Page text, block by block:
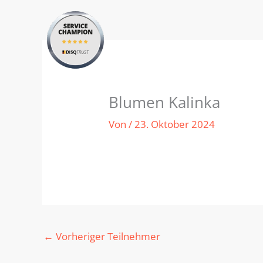
Blumen Kalinka
Von/23. Oktober 2024
← Vorheriger Teilnehmer